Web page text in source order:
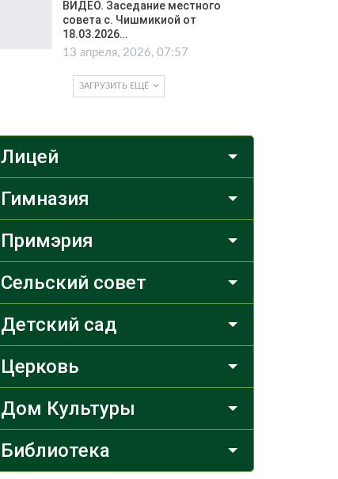
ВИДЕО. Заседание местного
совета с. Чишмикиой от
18.03.2026…
13 апреля, 2026, 07:57
ЗАГРУЗИТЬ ЕЩЁ
Лицей
Гимназия
Примэрия
Сельский совет
Детский сад
Церковь
Дом Культуры
Библиотека